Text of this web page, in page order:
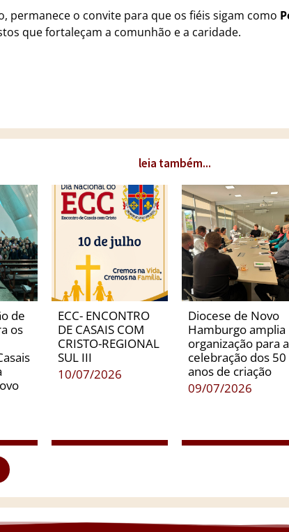
permanece o convite para que os fiéis sigam como
que fortaleçam a comunhão e a caridade.
leia também...
de
os
ECC- ENCONTRO
DE CASAIS COM
CRISTO-REGIONAL
SUL III
10/07/2026
Diocese de Novo
Hamburgo amplia
organização para a
celebração dos 50
anos de criação
09/07/2026